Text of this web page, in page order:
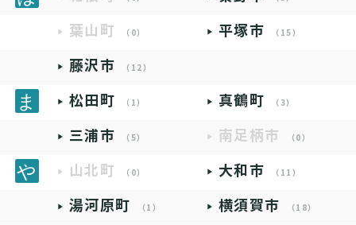
葉山町 （0） 平塚市 （15）
藤沢市 （12）
松田町 （1） 真鶴町 （3）
三浦市 （5） 南足柄市 （0）
山北町 （0） 大和市 （11）
湯河原町 （1） 横須賀市 （18）